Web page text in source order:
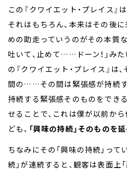
この『クワイエット・プレイス
それはもちろん、本来はその後に
めの助走っていうのがその本質な
吐いて、止めて……ドーン！」み
の『クワイエット・プレイス』は
間の……その間は緊張感が持続
持続する緊張感そのものをでき
せることで、これは僕が以前か
ども、 「興味の持続」そのものを
ちなみにその「興味の持続」っ
続」が連続すると、観客は表面上